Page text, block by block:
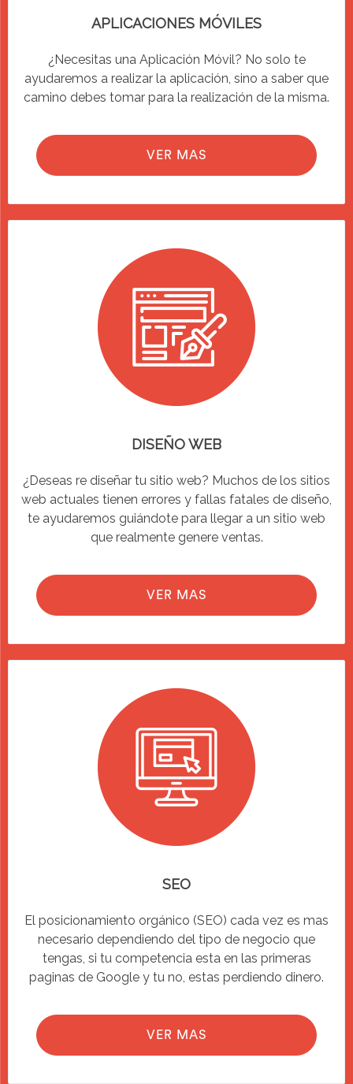
APLICACIONES MÓVILES
¿Necesitas una Aplicación Móvil? No solo te
ayudaremos a realizar la aplicación, sino a saber que
camino debes tomar para la realización de la misma.
VER MAS
DISEÑO WEB
¿Deseas re diseñar tu sitio web? Muchos de los sitios
web actuales tienen errores y fallas fatales de diseño,
te ayudaremos guiándote para llegar a un sitio web
que realmente genere ventas.
VER MAS
SEO
El posicionamiento orgánico (SEO) cada vez es mas
necesario dependiendo del tipo de negocio que
tengas, si tu competencia esta en las primeras
paginas de Google y tu no, estas perdiendo dinero.
VER MAS